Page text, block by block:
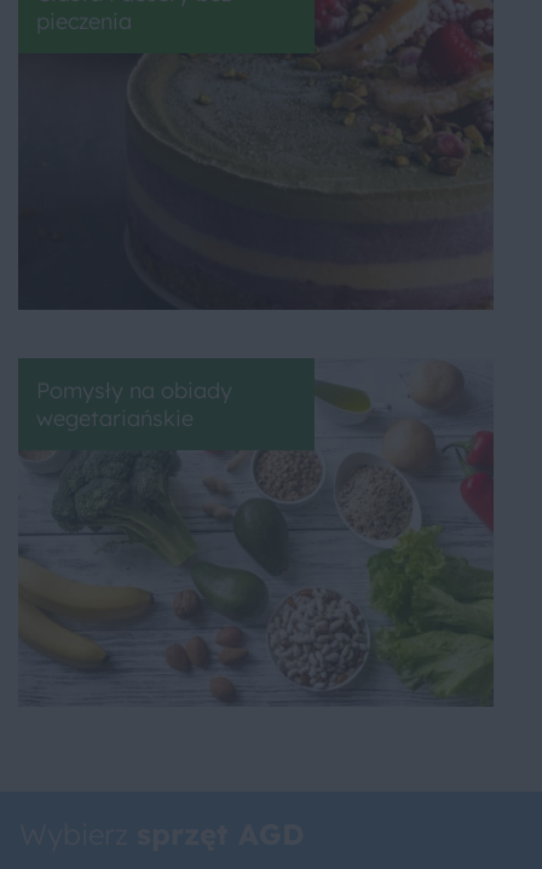
pieczenia
Pomysły na obiady
wegetariańskie